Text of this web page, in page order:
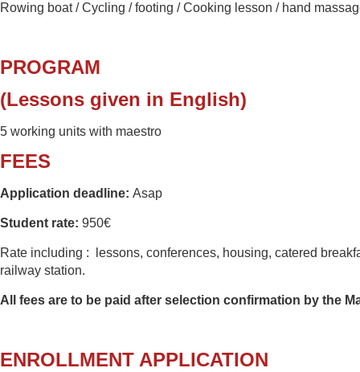
Rowing boat /Cycling / footing / Cooking lesson / hand
PROGRAM
(Lessons given in English)
5 working units with maestro
FEES
Application deadline: Asap
Student rate: 950€
Rate including : lessons, conferences, housing, catered
railway station.
All fees are to be paid after selection confirmation by the
ENROLLMENT APPLICATION